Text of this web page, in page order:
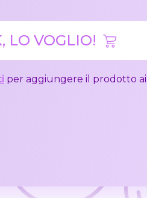
LO VOGLIO!
per aggiungere il prodotto